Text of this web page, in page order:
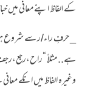
کے الفاظ اپنے معانی میں
_ حرفِ راء/ر سے شروع
ہے.. مثلاً
وغیرہ الفاظ میں انکے